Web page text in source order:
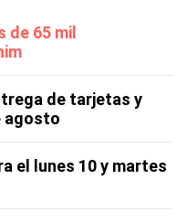
de 65 mil
de tarjetas y
agosto
el lunes 10 y martes